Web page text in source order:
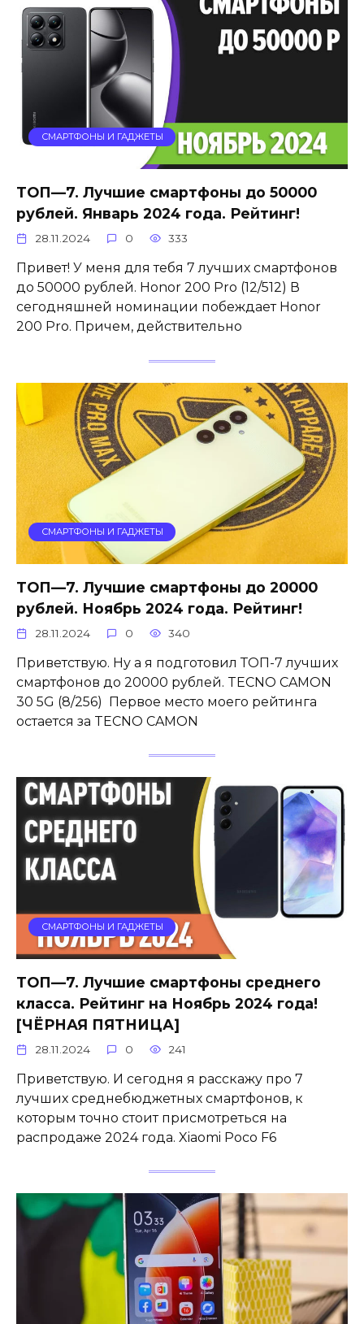
СМАРТФОНЫ И ГАДЖЕТЫ
ТОП—7. Лучшие смартфоны до 50000
рублей. Январь 2024 года. Рейтинг!
28.11.2024 0 333
Привет! У меня для тебя 7 лучших смартфонов
до 50000 рублей. Honor 200 Pro (12/512) В
сегодняшней номинации побеждает Honor
200 Pro. Причем, действительно
СМАРТФОНЫ И ГАДЖЕТЫ
ТОП—7. Лучшие смартфоны до 20000
рублей. Ноябрь 2024 года. Рейтинг!
28.11.2024 0 340
Приветствую. Ну а я подготовил ТОП-7 лучших
смартфонов до 20000 рублей. TECNO CAMON
30 5G (8/256) Первое место моего рейтинга
остается за TECNO CAMON
СМАРТФОНЫ И ГАДЖЕТЫ
ТОП—7. Лучшие смартфоны среднего
класса. Рейтинг на Ноябрь 2024 года!
[ЧЁРНАЯ ПЯТНИЦА]
28.11.2024 0 241
Приветствую. И сегодня я расскажу про 7
лучших среднебюджетных смартфонов, к
которым точно стоит присмотреться на
распродаже 2024 года. Xiaomi Poco F6